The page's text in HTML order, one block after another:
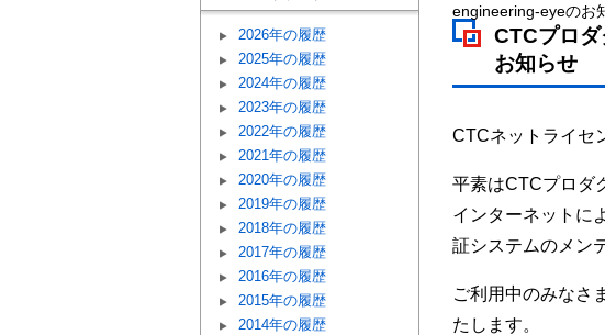
2026年の履歴
2025年の履歴
2024年の履歴
2023年の履歴
2022年の履歴
2021年の履歴
2020年の履歴
2019年の履歴
2018年の履歴
2017年の履歴
2016年の履歴
2015年の履歴
2014年の履歴
engineering-eyeのお
CTCプロ
お知らせ
CTCネットライ
平素はCTCプロダ
インターネットに
証システムのメン
ご利用中のみなさ
たします。